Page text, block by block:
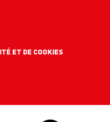
ET DE COOKIES